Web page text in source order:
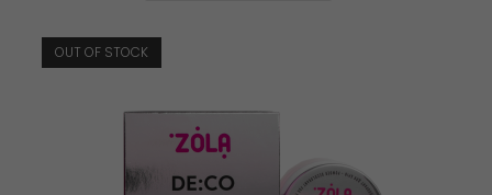
OUT OF STOCK